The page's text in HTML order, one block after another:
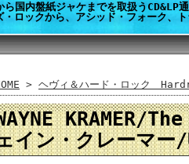
国内盤紙ジャケまでを取扱うCD&LP
ロックから、アシッド・フォーク、
> ヘヴィ＆ハード・ロック
イン・クレーマー